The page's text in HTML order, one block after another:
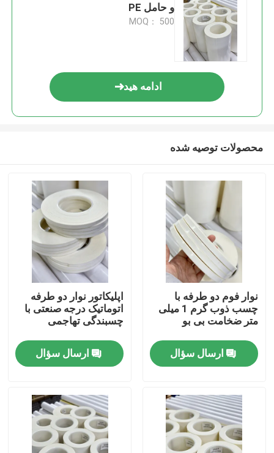
خانه
محصولات
فیلم های
و حامل PE
MOQ： 500
ادامه هید
محصولات توصیه شده
نوار فوم دو طرفه با
چسب ذوب گرم 1 میلی
متر ضخامت بی بو
ارسال سؤال
اپلیکاتور نوار دو طرفه
اتوماتیک درجه صنعتی با
چسبندگی تهاجمی
ارسال سؤال